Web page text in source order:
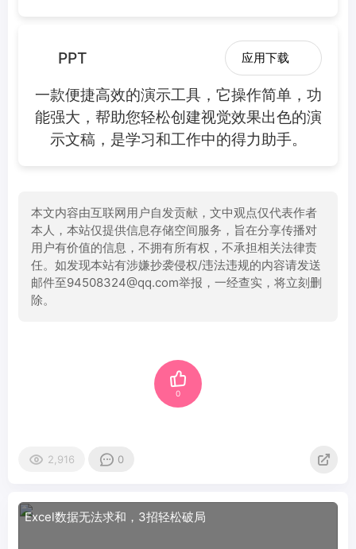
PPT 应用下载
一款便捷高效的演示工具，它操作简单，功
能强大，帮助您轻松创建视觉效果出色的演
示文稿，是学习和工作中的得力助手。
本文内容由互联网用户自发贡献，文中观点仅代表作者
本人，本站仅提供信息存储空间服务，旨在分享传播对
用户有价值的信息，不拥有所有权，不承担相关法律责
任。如发现本站有涉嫌抄袭侵权/违法违规的内容请发送
邮件至94508324@qq.com举报，一经查实，将立刻删
除。
0
2,916 0
Excel数据无法求和，3招轻松破局